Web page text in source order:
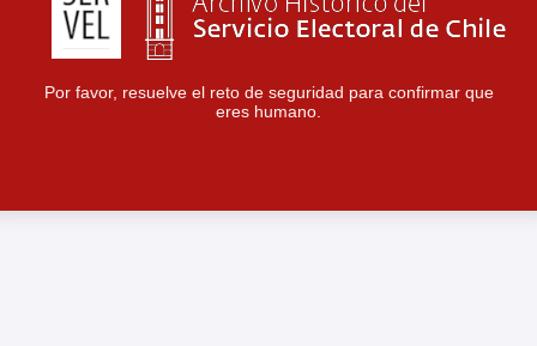
Por favor, resuelve el reto de seguridad para confirmar que
eres humano.